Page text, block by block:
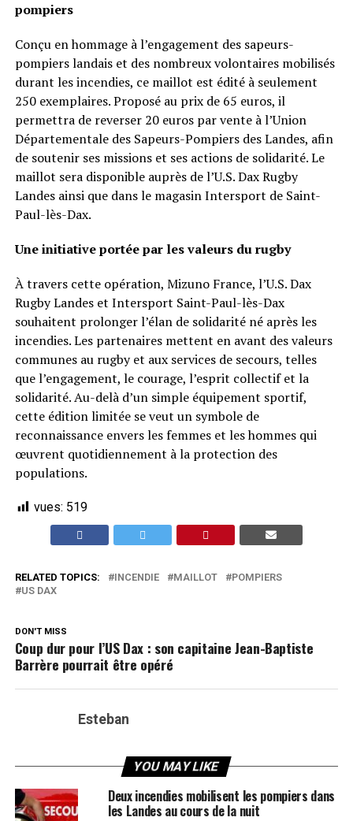
pompiers
Conçu en hommage à l’engagement des sapeurs-
pompiers landais et des nombreux volontaires mobilisés
durant les incendies, ce maillot est édité à seulement
250 exemplaires. Proposé au prix de 65 euros, il
permettra de reverser 20 euros par vente à l’Union
Départementale des Sapeurs-Pompiers des Landes, afin
de soutenir ses missions et ses actions de solidarité. Le
maillot sera disponible auprès de l’U.S. Dax Rugby
Landes ainsi que dans le magasin Intersport de Saint-
Paul-lès-Dax.
Une initiative portée par les valeurs du rugby
À travers cette opération, Mizuno France, l’U.S. Dax
Rugby Landes et Intersport Saint-Paul-lès-Dax
souhaitent prolonger l’élan de solidarité né après les
incendies. Les partenaires mettent en avant des valeurs
communes au rugby et aux services de secours, telles
que l’engagement, le courage, l’esprit collectif et la
solidarité. Au-delà d’un simple équipement sportif,
cette édition limitée se veut un symbole de
reconnaissance envers les femmes et les hommes qui
œuvrent quotidiennement à la protection des
populations.
vues: 519
RELATED TOPICS: INCENDIE MAILLOT
POMPIERS
US DAX
DON'T MISS
Coup dur pour l’US Dax : son capitaine Jean-Baptiste
Barrère pourrait être opéré
Esteban
YOU MAY LIKE
Deux incendies mobilisent les pompiers dans
les Landes au cours de la nuit